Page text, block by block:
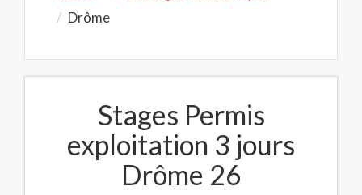
Drôme
Stages Permis
exploitation 3 jours
Drôme 26